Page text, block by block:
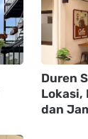
Duren
Lokasi,
dan